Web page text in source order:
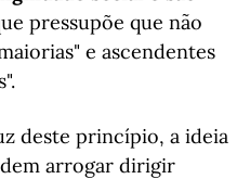
pressupõe que não
e ascendentes
deste princípio, a ideia
arrogar dirigir